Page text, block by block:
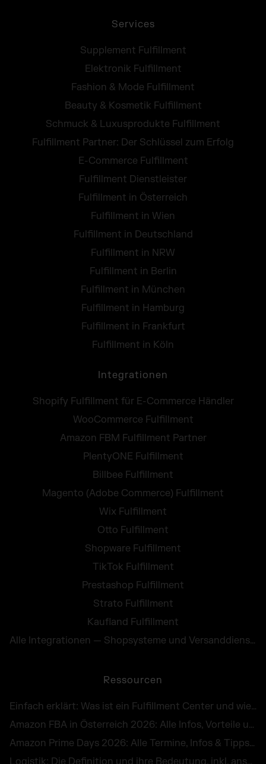
Services
Supplement Fulfillment
Elektronik Fulfillment
Fashion & Mode Fulfillment
Beauty & Kosmetik Fulfillment
Schmuck & Luxusprodukte Fulfillment
Fulfillment Partner: Der Schlüssel zum Erfolg
E-Commerce Fulfillment
Fulfillment Dienstleister
Fulfillment in Österreich
Fulfillment in Wien
Fulfillment in Deutschland
Fulfillment in NRW
Fulfillment in Berlin
Fulfillment in München
Fulfillment in Hamburg
Fulfillment in Frankfurt
Fulfillment in Köln
Integrationen
Shopify Fulfillment für E-Commerce Händler
WooCommerce Fulfillment
Amazon FBM Fulfillment Partner
PlentyONE Fulfillment
Billbee Fulfillment
Magento (Adobe Commerce) Fulfillment
Wix Fulfillment
Otto Fulfillment
Shopware Fulfillment
TikTok Fulfillment
Prestashop Fulfillment
Strato Fulfillment
Kaufland Fulfillment
Alle Integrationen — Shopsysteme und Versanddienste
Ressourcen
Einfach erklärt: Was ist ein Fulfillment Center und wie funktioniert es in Österreich?
Amazon FBA in Österreich 2026: Alle Infos, Vorteile und Kosten von Fulfillment by Amazon
Amazon Prime Days 2026: Alle Termine, Infos & Tipps für die E-Commerce-Peak Season
Logistik: Die Definition und ihre Bedeutung, inkl. anschaulicher Beispiele